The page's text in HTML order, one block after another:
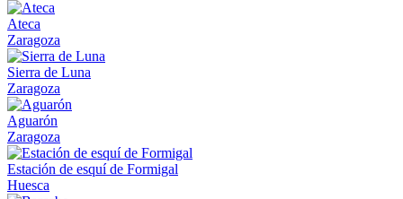
Ateca
Zaragoza
Sierra de Luna
Zaragoza
Aguarón
Zaragoza
Estación de esquí de Formigal
Huesca